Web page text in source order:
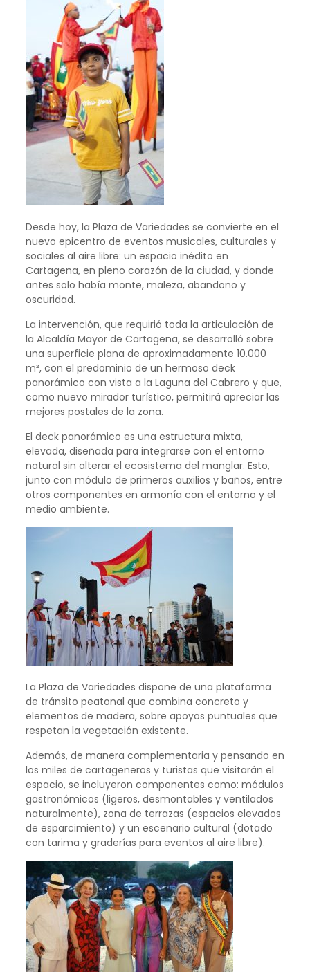
Desde hoy, la Plaza de Variedades se convierte en el
nuevo epicentro de eventos musicales, culturales y
sociales al aire libre: un espacio inédito en
Cartagena, en pleno corazón de la ciudad, y donde
antes solo había monte, maleza, abandono y
oscuridad.
La intervención, que requirió toda la articulación de
la Alcaldía Mayor de Cartagena, se desarrolló sobre
una superficie plana de aproximadamente 10.000
m², con el predominio de un hermoso deck
panorámico con vista a la Laguna del Cabrero y que,
como nuevo mirador turístico, permitirá apreciar las
mejores postales de la zona.
El deck panorámico es una estructura mixta,
elevada, diseñada para integrarse con el entorno
natural sin alterar el ecosistema del manglar. Esto,
junto con módulo de primeros auxilios y baños, entre
otros componentes en armonía con el entorno y el
medio ambiente.
La Plaza de Variedades dispone de una plataforma
de tránsito peatonal que combina concreto y
elementos de madera, sobre apoyos puntuales que
respetan la vegetación existente.
Además, de manera complementaria y pensando en
los miles de cartageneros y turistas que visitarán el
espacio, se incluyeron componentes como: módulos
gastronómicos (ligeros, desmontables y ventilados
naturalmente), zona de terrazas (espacios elevados
de esparcimiento) y un escenario cultural (dotado
con tarima y graderías para eventos al aire libre).